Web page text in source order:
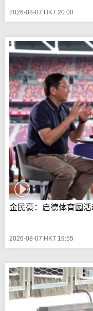
2026-08-07 HKT 20:00
金民豪：启德体育园
2026-08-07 HKT 19:55